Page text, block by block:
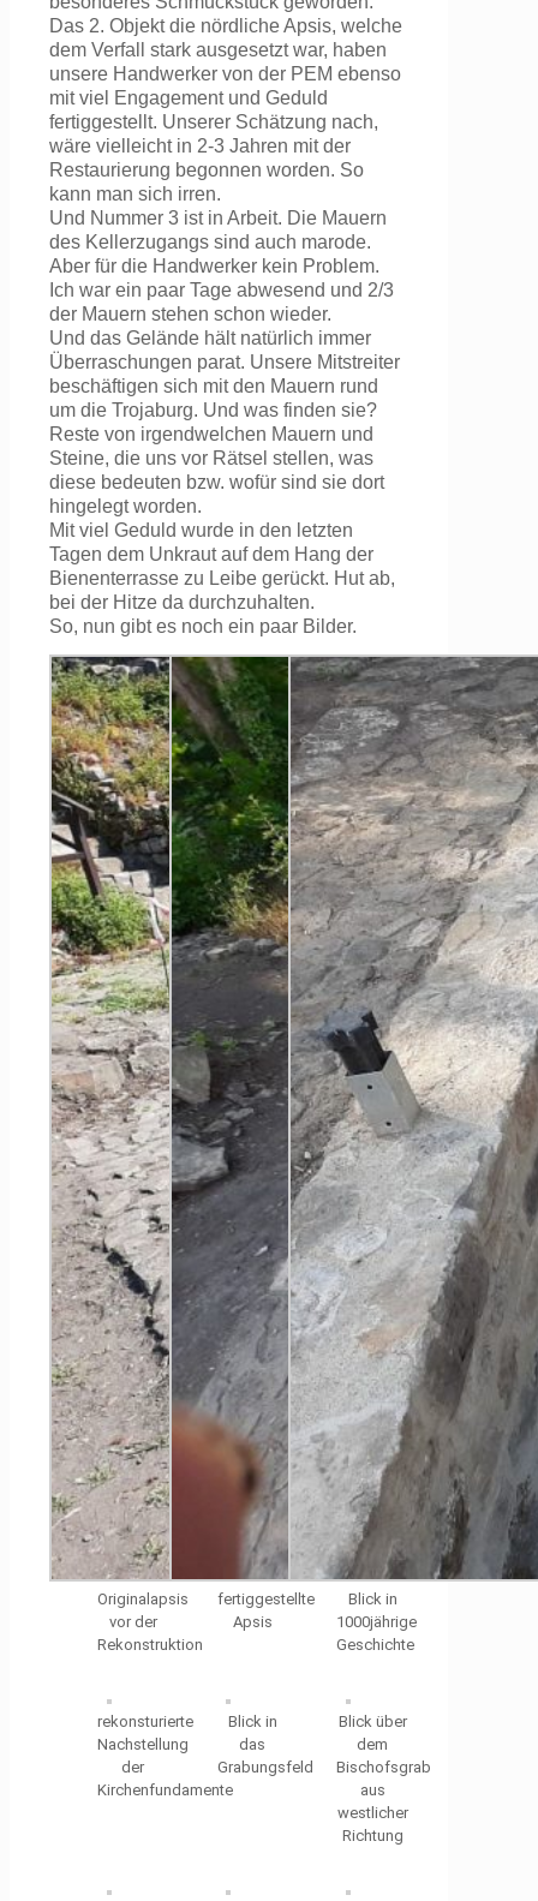
Das 2. Objekt die nördliche Apsis, welche
dem Verfall stark ausgesetzt war, haben
unsere Handwerker von der PEM ebenso
mit viel Engagement und Geduld
fertiggestellt. Unserer Schätzung nach,
wäre vielleicht in 2-3 Jahren mit der
Restaurierung begonnen worden. So
kann man sich irren.
Und Nummer 3 ist in Arbeit. Die Mauern
des Kellerzugangs sind auch marode.
Aber für die Handwerker kein Problem.
Ich war ein paar Tage abwesend und 2/3
der Mauern stehen schon wieder.
Und das Gelände hält natürlich immer
Überraschungen parat. Unsere Mitstreiter
beschäftigen sich mit den Mauern rund
um die Trojaburg. Und was finden sie?
Reste von irgendwelchen Mauern und
Steine, die uns vor Rätsel stellen, was
diese bedeuten bzw. wofür sind sie dort
hingelegt worden.
Mit viel Geduld wurde in den letzten
Tagen dem Unkraut auf dem Hang der
Bienenterrasse zu Leibe gerückt. Hut ab,
bei der Hitze da durchzuhalten.
So, nun gibt es noch ein paar Bilder.
Originalapsis
vor der
Rekonstruktion
fertiggestellte
Apsis
Blick in
1000jährige
Geschichte
rekonsturierte
Nachstellung
der
Kirchenfundamente
Blick in
das
Grabungsfeld
Blick über
dem
Bischofsgrab
aus
westlicher
Richtung